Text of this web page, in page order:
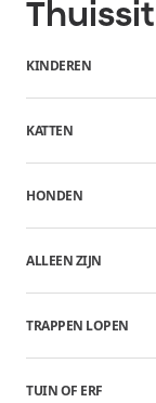
KINDEREN
KATTEN
HONDEN
ALLEEN ZIJN
TRAPPEN LOPEN
TUIN OF ERF